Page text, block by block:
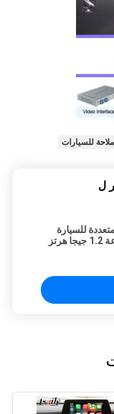
للسيارات
ل
للسيارة